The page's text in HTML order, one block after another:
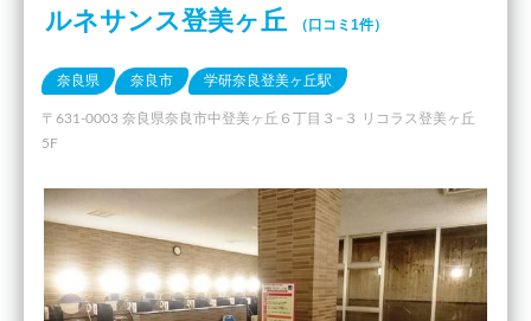
ルネサンス登美ヶ丘 （口コミ1件）
奈良県 奈良市 学研奈良登美ヶ丘駅
〒631-0003 奈良県奈良市中登美ヶ丘６丁目３−３ リコラス登美ヶ丘
5F